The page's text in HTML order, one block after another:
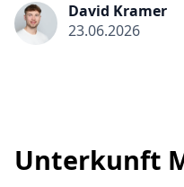
David Kramer
23.06.2026
Unterkunft